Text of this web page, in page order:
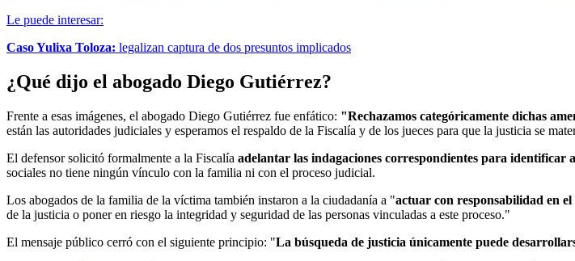
Le puede interesar:
Caso Yulixa Toloza: legalizan captura de dos presuntos implicados
¿Qué dijo el abogado Diego Gutiérrez?
Frente a esas imágenes, el abogado Diego Gutiérrez fue enfático: "Rechazamos categóricamente dichas
están las autoridades judiciales y esperamos el respaldo de la Fiscalía y de los jueces para que la justicia se
El defensor solicitó formalmente a la Fiscalía adelantar las indagaciones correspondientes para identificar
sociales no tiene ningún vínculo con la familia ni con el proceso judicial.
Los abogados de la familia de la víctima también instaron a la ciudadanía a "actuar con responsabilidad en el
de la justicia o poner en riesgo la integridad y seguridad de las personas vinculadas a este proceso."
El mensaje público cerró con el siguiente principio: "La búsqueda de justicia únicamente puede